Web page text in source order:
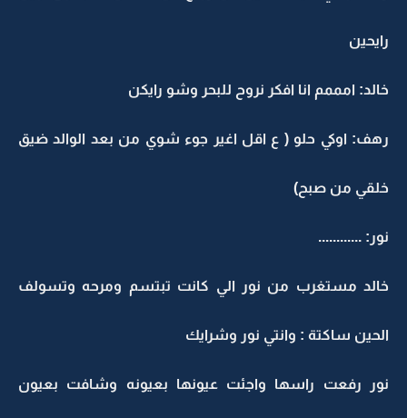
رايحين
خالد: امممم انا افكر نروح للبحر وشو رايكن
رهف: اوكي حلو ( ع اقل اغير جوء شوي من بعد الوالد ضيق
خلقي من صبح)
نور: ............
خالد مستغرب من نور الي كانت تبتسم ومرحه وتسولف
الحين ساكتة : وانتي نور وشرايك
نور رفعت راسها واجئت عيونها بعيونه وشافت بعيون